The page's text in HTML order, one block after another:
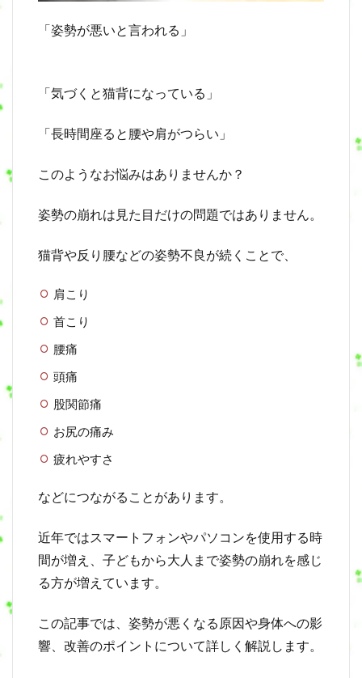
「姿勢が悪いと言われる」
「気づくと猫背になっている」
「長時間座ると腰や肩がつらい」
このようなお悩みはありませんか？
姿勢の崩れは見た目だけの問題ではありません。
猫背や反り腰などの姿勢不良が続くことで、
肩こり
首こり
腰痛
頭痛
股関節痛
お尻の痛み
疲れやすさ
などにつながることがあります。
近年ではスマートフォンやパソコンを使用する時
間が増え、子どもから大人まで姿勢の崩れを感じ
る方が増えています。
この記事では、姿勢が悪くなる原因や身体への影
響、改善のポイントについて詳しく解説します。